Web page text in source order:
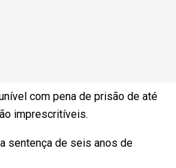
com pena de prisão de até
imprescritíveis.
sentença de seis anos de